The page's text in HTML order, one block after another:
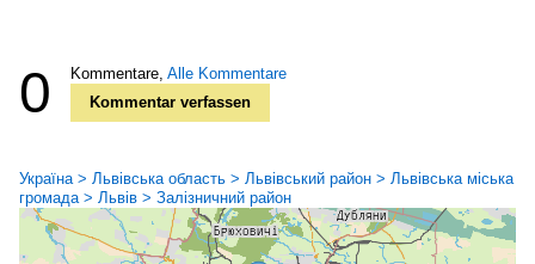
0 Kommentare, Alle Kommentare
Kommentar verfassen
Україна > Львівська область > Львівський район > Львівська міська
громада > Львів > Залізничний район